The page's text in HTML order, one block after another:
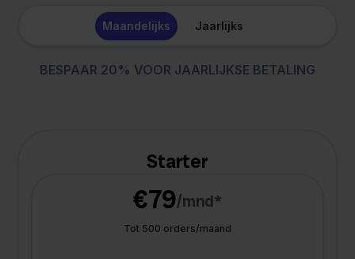
Maandelijks Jaarlijks
BESPAAR 20% VOOR JAARLIJKSE BETALING
Starter
€79/mnd*
Tot 500 orders/maand